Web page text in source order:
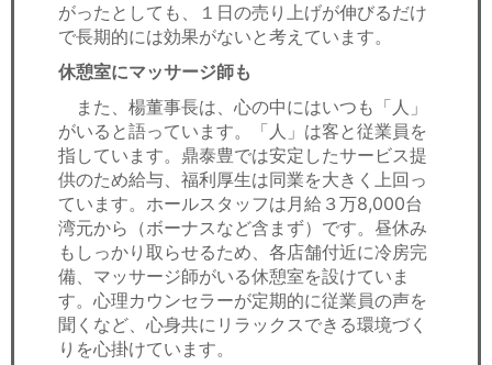
がったとしても、１日の売り上げが伸びるだけ
で長期的には効果がないと考えています。
休憩室にマッサージ師も
また、楊董事長は、心の中にはいつも「人」
がいると語っています。「人」は客と従業員を
指しています。鼎泰豊では安定したサービス提
供のため給与、福利厚生は同業を大きく上回っ
ています。ホールスタッフは月給３万8,000台
湾元から（ボーナスなど含まず）です。昼休み
もしっかり取らせるため、各店舗付近に冷房完
備、マッサージ師がいる休憩室を設けていま
す。心理カウンセラーが定期的に従業員の声を
聞くなど、心身共にリラックスできる環境づく
りを心掛けています。